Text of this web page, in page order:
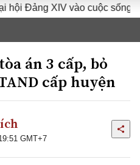
XIV vào cuộc sống
án 3 cấp, bỏ
cấp huyện
GMT+7